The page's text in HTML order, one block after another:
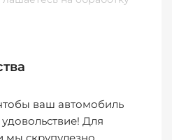
ваш автомобиль
Для